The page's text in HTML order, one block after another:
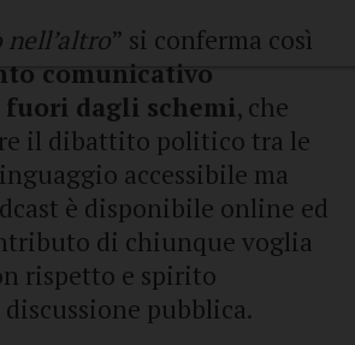
nell’altro” si conferma così
comunicativo
fuori dagli schemi, che
il dibattito politico tra le
accessibile ma
è disponibile online ed
di chiunque voglia
rispetto e spirito
pubblica.